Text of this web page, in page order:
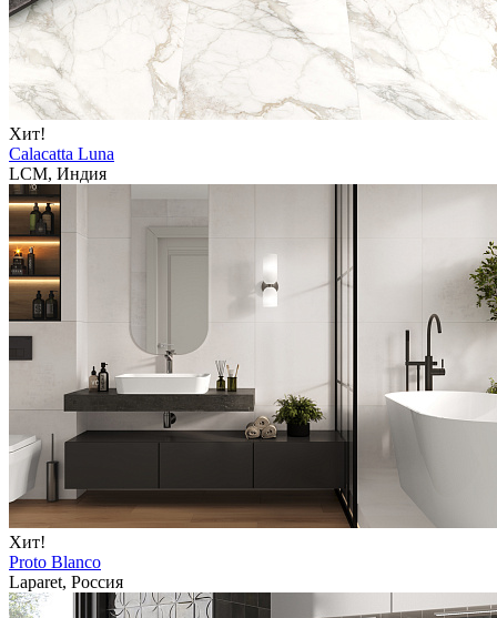
Хит!
Calacatta Luna
LCM, Индия
Хит!
Proto Blanco
Laparet, Россия